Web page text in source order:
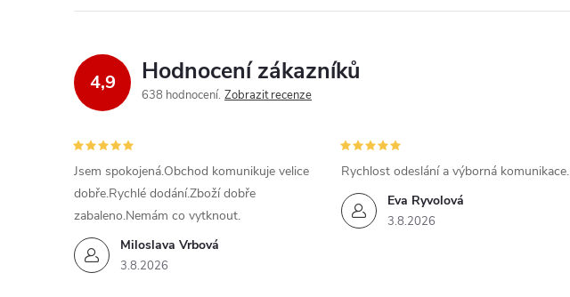
4,9 Hodnocení zákazníků
638 hodnocení Zobrazit recenze
Miloslava Vrbová
3.8.2026
Jsem spokojená.Obchod komunikuje velice
dobře.Rychlé dodání.Zboží dobře
zabaleno.Nemám co vytknout.
Eva Ryvolová
3.8.2026
Rychlost odeslání a výborná komunikace.